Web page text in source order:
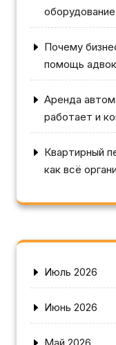
Почему
помощь
Аренда
работает и
Квартирный
как всё
Июль 2026
Июнь 2026
Май 2026